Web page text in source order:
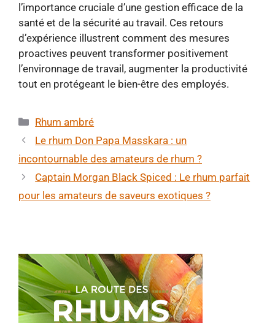
l’importance cruciale d’une gestion efficace de la
santé et de la sécurité au travail. Ces retours
d’expérience illustrent comment des mesures
proactives peuvent transformer positivement
l’environnage de travail, augmenter la productivité
tout en protégeant le bien-être des employés.
Catégories
Rhum ambré
Le rhum Don Papa Masskara : un
incontournable des amateurs de rhum ?
Captain Morgan Black Spiced : Le rhum parfait
pour les amateurs de saveurs exotiques ?